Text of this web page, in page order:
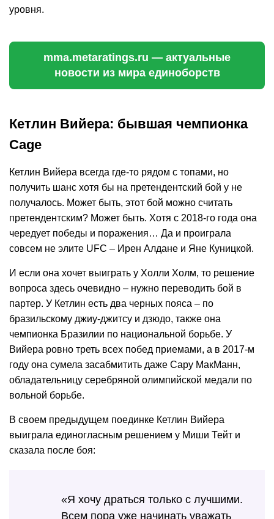
уровня.
mma.metaratings.ru — актуальные
новости из мира единоборств
Кетлин Вийера: бывшая чемпионка
Cage
Кетлин Вийера всегда где-то рядом с топами, но
получить шанс хотя бы на претендентский бой у не
получалось. Может быть, этот бой можно считать
претендентским? Может быть. Хотя с 2018-го года она
чередует победы и поражения… Да и проиграла
совсем не элите UFC – Ирен Алдане и Яне Куницкой.
И если она хочет выиграть у Холли Холм, то решение
вопроса здесь очевидно – нужно переводить бой в
партер. У Кетлин есть два черных пояса – по
бразильскому джиу-джитсу и дзюдо, также она
чемпионка Бразилии по национальной борьбе. У
Вийера ровно треть всех побед приемами, а в 2017-м
году она сумела засабмитить даже Сару МакМанн,
обладательницу серебряной олимпийской медали по
вольной борьбе.
В своем предыдущем поединке Кетлин Вийера
выиграла единогласным решением у Миши Тейт и
сказала после боя:
«Я хочу драться только с лучшими.
Всем пора уже начинать уважать